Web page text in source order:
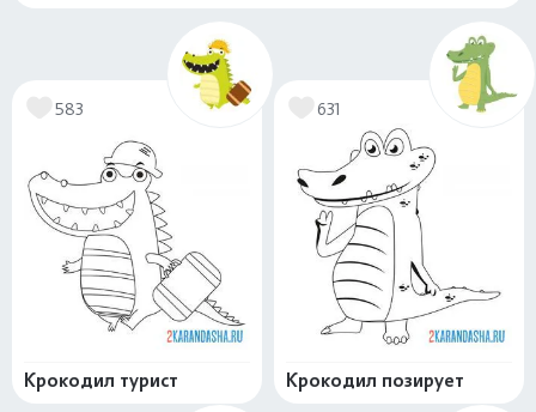
583
Крокодил турист
631
Крокодил позирует